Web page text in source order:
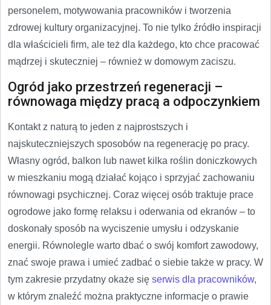
personelem, motywowania pracowników i tworzenia
zdrowej kultury organizacyjnej. To nie tylko źródło inspiracji
dla właścicieli firm, ale też dla każdego, kto chce pracować
mądrzej i skuteczniej – również w domowym zaciszu.
Ogród jako przestrzeń regeneracji –
równowaga między pracą a odpoczynkiem
Kontakt z naturą to jeden z najprostszych i
najskuteczniejszych sposobów na regenerację po pracy.
Własny ogród, balkon lub nawet kilka roślin doniczkowych
w mieszkaniu mogą działać kojąco i sprzyjać zachowaniu
równowagi psychicznej. Coraz więcej osób traktuje prace
ogrodowe jako formę relaksu i oderwania od ekranów – to
doskonały sposób na wyciszenie umysłu i odzyskanie
energii. Równolegle warto dbać o swój komfort zawodowy,
znać swoje prawa i umieć zadbać o siebie także w pracy. W
tym zakresie przydatny okaże się serwis dla pracowników,
w którym znaleźć można praktyczne informacje o prawie